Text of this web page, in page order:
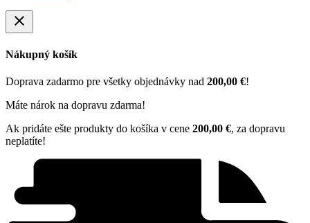
close
Nákupný košík
Doprava zadarmo pre všetky objednávky nad 200,00 €!
Máte nárok na dopravu zdarma!
Ak pridáte ešte produkty do košíka v cene 200,00 €, za dopravu
neplatíte!